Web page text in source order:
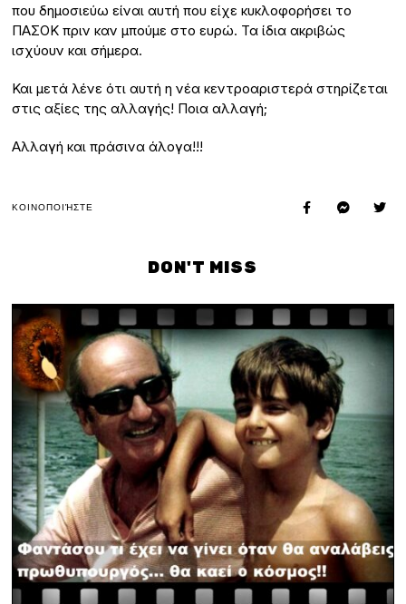
που δημοσιεύω είναι αυτή που είχε κυκλοφορήσει το
ΠΑΣΟΚ πριν καν μπούμε στο ευρώ. Τα ίδια ακριβώς
ισχύουν και σήμερα.
Και μετά λένε ότι αυτή η νέα κεντροαριστερά στηρίζεται
στις αξίες της αλλαγής! Ποια αλλαγή;
Αλλαγή και πράσινα άλογα!!!
ΚΟΙΝΟΠΟΙΉΣΤΕ
DON'T MISS